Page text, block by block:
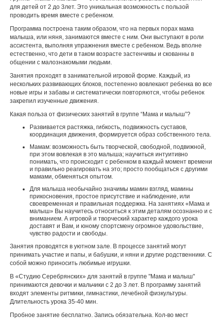
для детей от 2 до 3лет. Это уникальная возможность с пользой
проводить время вместе с ребенком.
Программа построена таким образом, что на первых порах мама
малыша, или няня, занимаются вместе с ним. Они выступают в роли
ассистента, выполняя упражнения вместе с ребенком. Ведь вполне
естественно, что дети в таком возрасте застенчивы и скованны в
общении с малознакомыми людьми.
Занятия проходят в занимательной игровой форме. Каждый, из
нескольких развивающих блоков, постепенно вовлекают ребенка во все
новые игры и забавы и систематически повторяются, чтобы ребенок
закрепил изученные движения.
Какая польза от физических занятий в группе “Мама и малыш”?
Развивается растяжка, гибкость, подвижность суставов,
координация движения, формируется образ собственного тела.
Мамам: возможность быть творческой, свободной, подвижной,
при этом вовлекая в это малыша; научиться интуитивно
понимать, что происходит с ребенком в каждый момент времени
и правильно реагировать на это; просто пообщаться с другими
мамами, обменяться опытом.
Для малыша необычайно значимы мамин взгляд, мамины
прикосновения, простое присутствие и наблюдение, или
своевременная и правильная поддержка. На занятиях «Мама и
малыш» Вы научитесь относиться к этим деталям осознанно и с
вниманием. А игровой и творческий характер каждого урока
доставят и Вам, и юному спортсмену огромное удовольствие,
чувство радости и свободы.
Занятия проводятся в уютном зале. В процессе занятий могут
принимать участие и папы, и бабушки, и няни и другие родственники. C
собой можно приносить любимые игрушки.
В «Студию Серебрянских» для занятий в группе "Мама и малыш"
принимаются девочки и мальчики с 2 до 3 лет. В программу занятий
входят элементы ритмики, гимнастики, лечебной физкультуры.
Длительность урока 35-40 мин.
Пробное занятие бесплатно. Запись обязательна. Кол-во мест